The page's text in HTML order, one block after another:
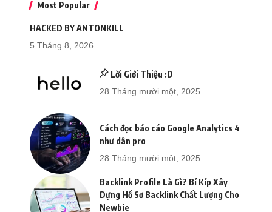
Most Popular
HACKED BY ANTONKILL
5 Tháng 8, 2026
Lời Giới Thiệu :D
28 Tháng mười một, 2025
Cách đọc báo cáo Google Analytics 4
như dân pro
28 Tháng mười một, 2025
Backlink Profile Là Gì? Bí Kíp Xây
Dựng Hồ Sơ Backlink Chất Lượng Cho
Newbie